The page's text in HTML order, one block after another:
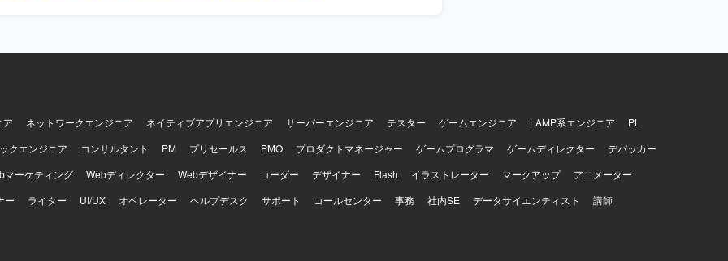
、柔軟にコミュニケーションを取り、短期間で実運用に乗せることを意識して主
キルを高いレベルで発揮・深化させる機会があります。 【開発環境】 コミュ
定しています。サンプルレートやラウドネス基準などはプロダクトのルールに沿
ただきます。
ア ネットワークエンジニア ネイティブアプリエンジニア サーバーエンジニア テスター ゲームエンジニア LAMP系エンジニア
PL
クエンジニア
コンサルタント PM プリセールス PMO プロダクトマネージャー ゲームプログラマ ゲームディレクター
デバッカー
マーケティング
Webディレクター Webデザイナー コーダー デザイナー Flash イラストレーター マークアップ
アニメーター
ー
ライター UI/UX オペレーター ヘルプデスク サポート コールセンター 事務 社内SE データサイエンティスト 講師